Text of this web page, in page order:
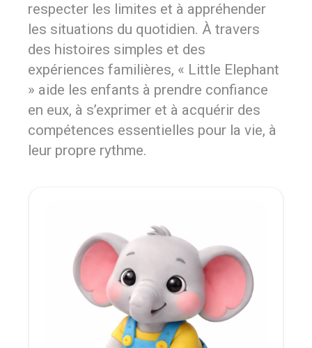
respecter les limites et à appréhender
les situations du quotidien. À travers
des histoires simples et des
expériences familières, « Little Elephant
» aide les enfants à prendre confiance
en eux, à s’exprimer et à acquérir des
compétences essentielles pour la vie, à
leur propre rythme.